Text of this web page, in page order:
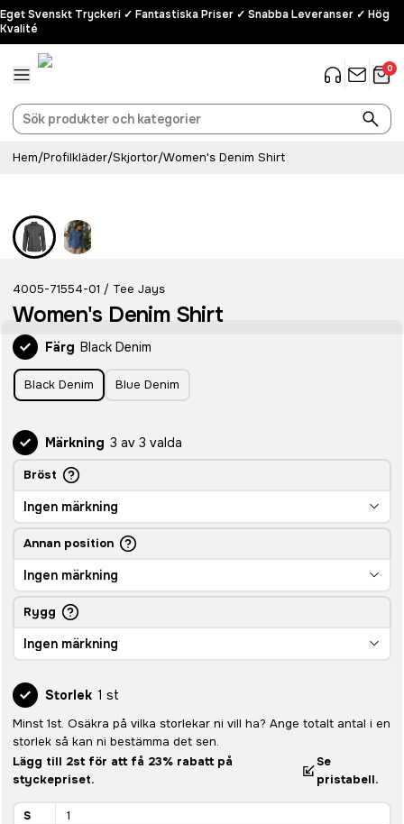
Eget Svenskt Tryckeri ✓ Fantastiska Priser ✓ Snabba Leveranser ✓ Hög
Kvalité
0
Hem/Profilkläder/Skjortor/Women's Denim Shirt
4005-71554-01 / Tee Jays
Women's Denim Shirt
Färg Black Denim
Black Denim Blue Denim
Märkning 3 av 3 valda
Bröst
Ingen märkning
Annan position
Ingen märkning
Rygg
Ingen märkning
Storlek 1 st
Minst 1st. Osäkra på vilka storlekar ni vill ha? Ange totalt antal i en
storlek så kan ni bestämma det sen.
Lägg till 2st för att få 23% rabatt på
styckepriset.
Se
pristabell.
S